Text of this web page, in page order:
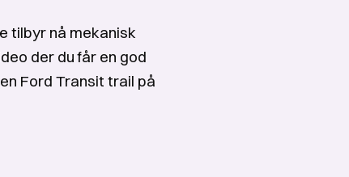
tilbyr nå mekanisk
der du får en god
Ford Transit trail på